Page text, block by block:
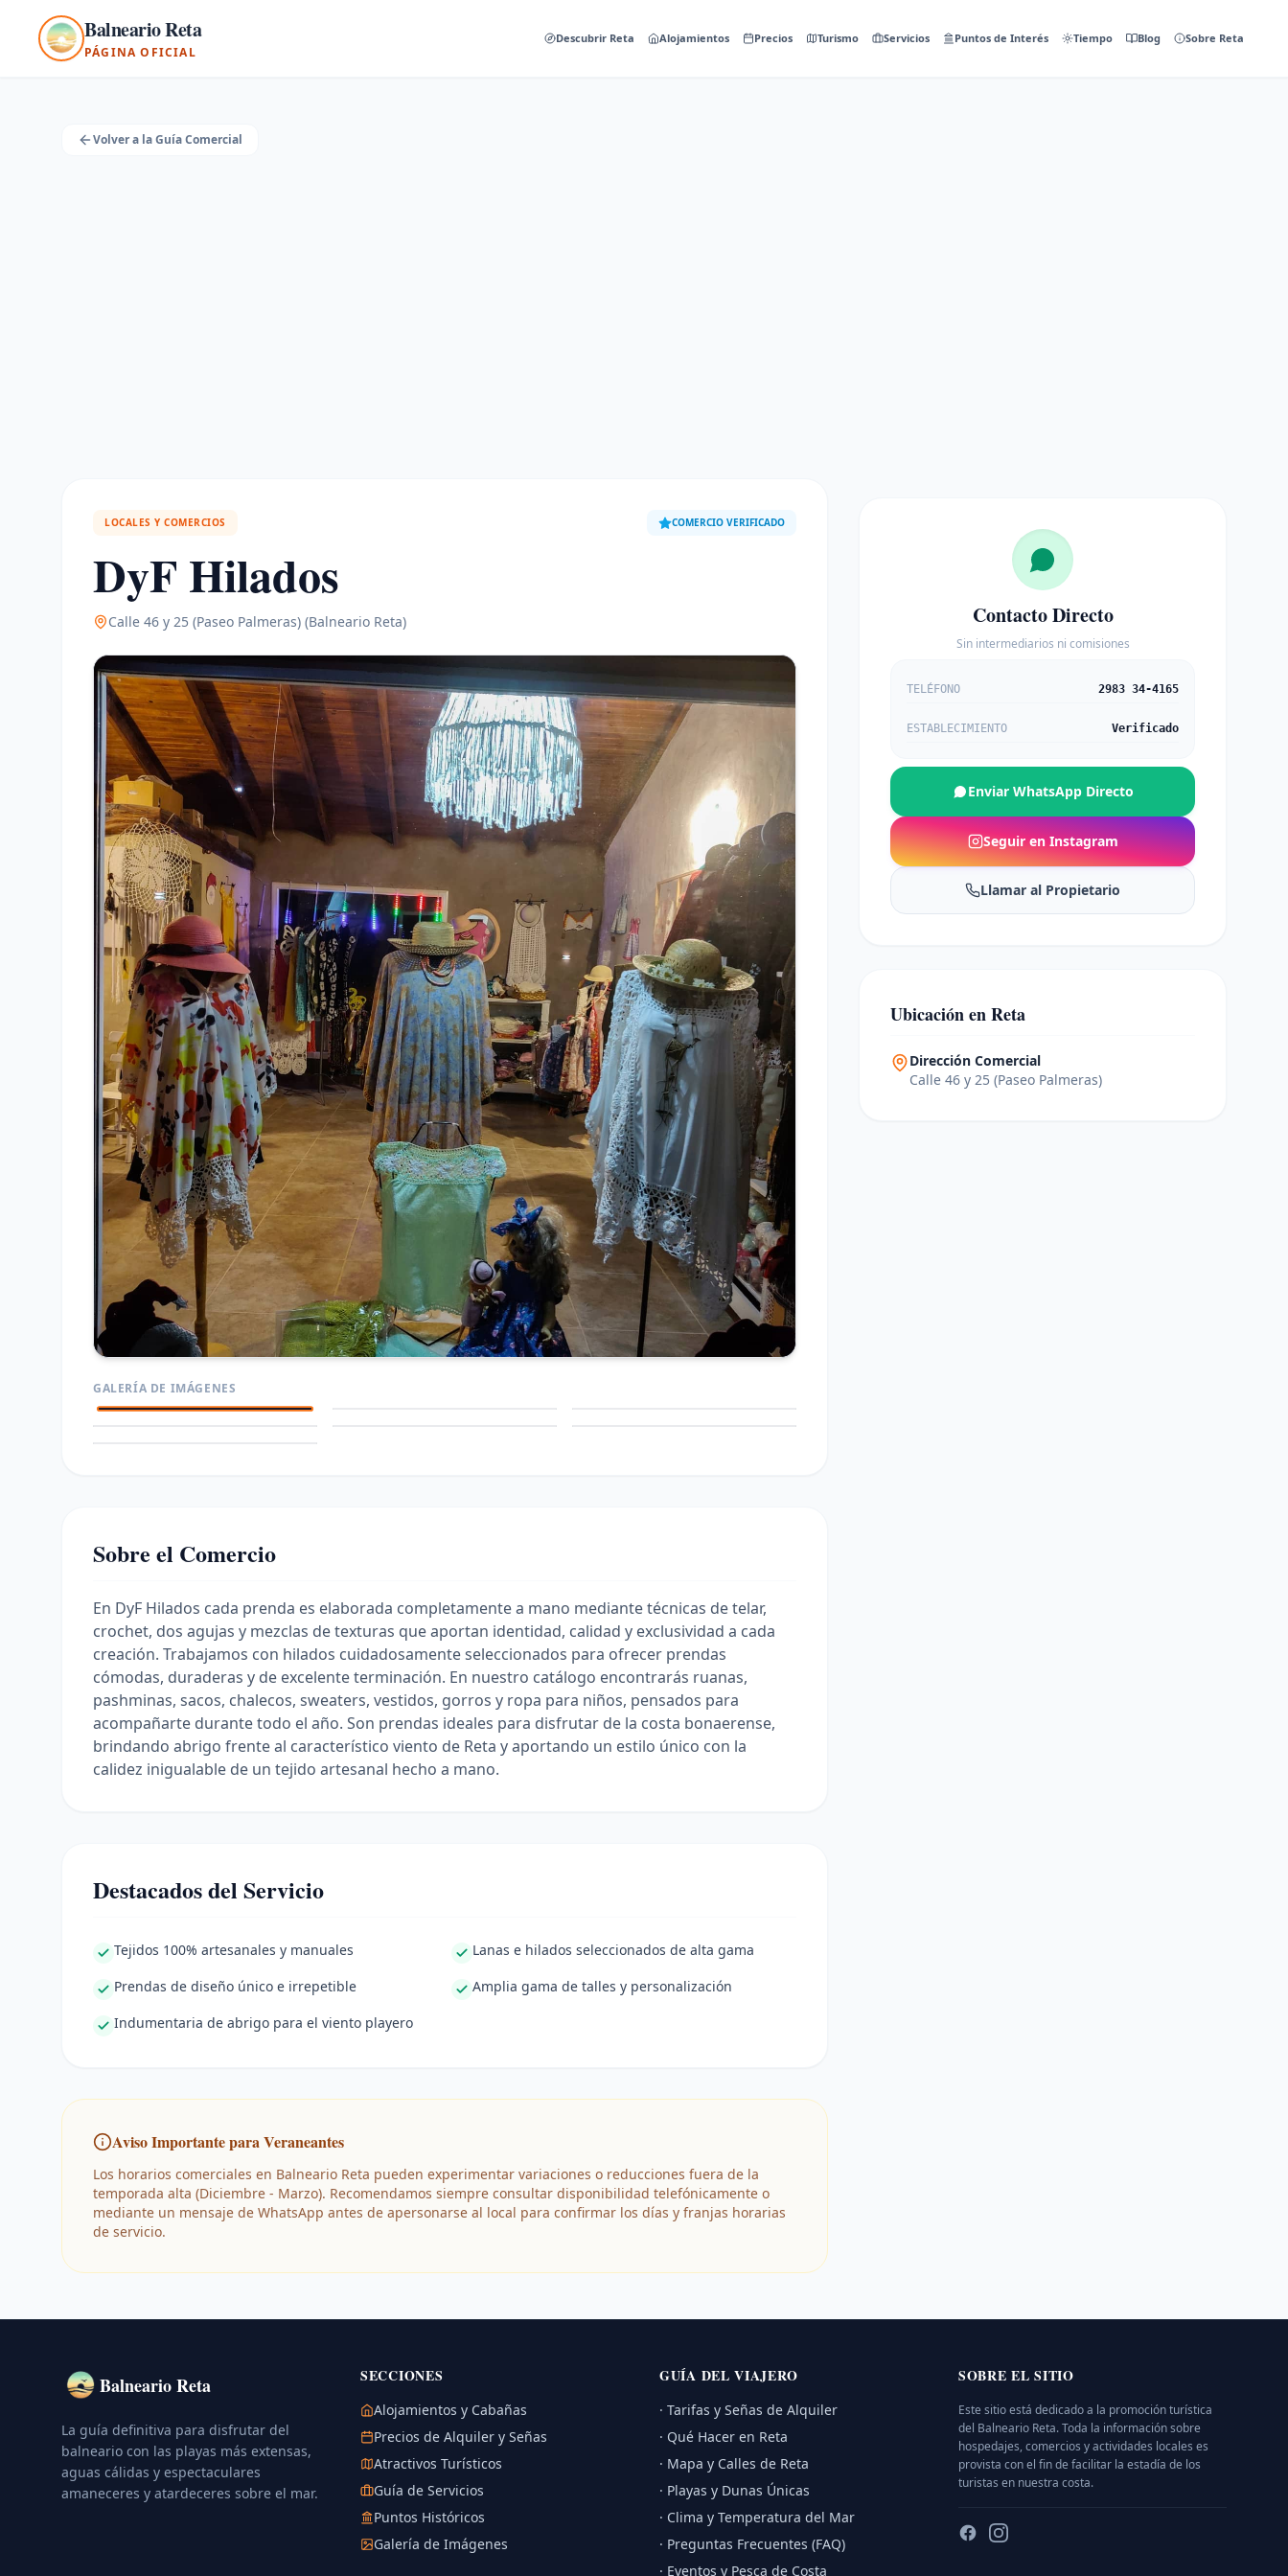
Saltar al contenido principal
Balneario Reta
PÁGINA OFICIAL
Descubrir Reta Alojamientos Precios Turismo Servicios Puntos de Interés Tiempo Blog Sobre Reta
Volver a la Guía Comercial
LOCALES Y COMERCIOS COMERCIO VERIFICADO
DyF Hilados
Calle 46 y 25 (Paseo Palmeras) (Balneario Reta)
GALERÍA DE IMÁGENES
Sobre el Comercio
En DyF Hilados cada prenda es elaborada completamente a mano mediante técnicas de telar,
crochet, dos agujas y mezclas de texturas que aportan identidad, calidad y exclusividad a cada
creación. Trabajamos con hilados cuidadosamente seleccionados para ofrecer prendas
cómodas, duraderas y de excelente terminación. En nuestro catálogo encontrarás ruanas,
pashminas, sacos, chalecos, sweaters, vestidos, gorros y ropa para niños, pensados para
acompañarte durante todo el año. Son prendas ideales para disfrutar de la costa bonaerense,
brindando abrigo frente al característico viento de Reta y aportando un estilo único con la
calidez inigualable de un tejido artesanal hecho a mano.
Destacados del Servicio
Tejidos 100% artesanales y manuales
Lanas e hilados seleccionados de alta gama
Prendas de diseño único e irrepetible
Amplia gama de talles y personalización
Indumentaria de abrigo para el viento playero
Aviso Importante para Veraneantes
Los horarios comerciales en Balneario Reta pueden experimentar variaciones o reducciones fuera de la
temporada alta (Diciembre - Marzo). Recomendamos siempre consultar disponibilidad telefónicamente o
mediante un mensaje de WhatsApp antes de apersonarse al local para confirmar los días y franjas horarias
de servicio.
Contacto Directo
Sin intermediarios ni comisiones
TELÉFONO 2983 34-4165
ESTABLECIMIENTO Verificado
Enviar WhatsApp Directo
Seguir en Instagram
Llamar al Propietario
Ubicación en Reta
Dirección Comercial
Calle 46 y 25 (Paseo Palmeras)
Balneario Reta
La guía definitiva para disfrutar del
balneario con las playas más extensas,
aguas cálidas y espectaculares
amaneceres y atardeceres sobre el mar.
SECCIONES
Alojamientos y Cabañas
Precios de Alquiler y Señas
Atractivos Turísticos
Guía de Servicios
Puntos Históricos
Galería de Imágenes
GUÍA DEL VIAJERO
· Tarifas y Señas de Alquiler
· Qué Hacer en Reta
· Mapa y Calles de Reta
· Playas y Dunas Únicas
· Clima y Temperatura del Mar
· Preguntas Frecuentes (FAQ)
· Eventos y Pesca de Costa
SOBRE EL SITIO
Este sitio está dedicado a la promoción turística
del Balneario Reta. Toda la información sobre
hospedajes, comercios y actividades locales es
provista con el fin de facilitar la estadía de los
turistas en nuestra costa.
FacebookInstagram